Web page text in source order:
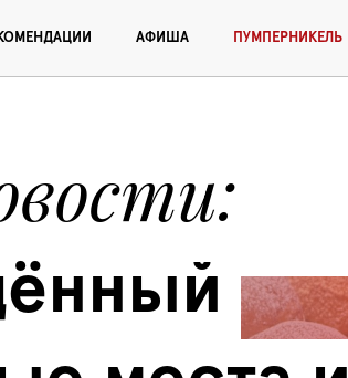
АФИША ПУМПЕРНИКЕЛЬ